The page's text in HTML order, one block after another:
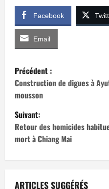
Facebook
Email
N
a
v
i
g
Précédent :
Construction de digues à
mousson
Suivant:
Retour des homicides
mort à Chiang Mai
ARTICLES SUGGÉRÉS